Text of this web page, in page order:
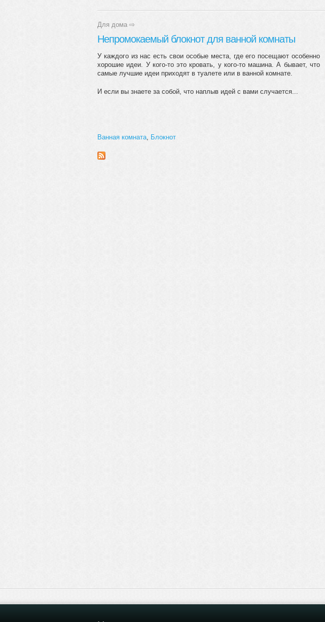
Для дома ⇨
Непромокаемый блокнот для ванной комнаты
У каждого из нас есть свои особые места, где его посещают особенно
хорошие идеи. У кого-то это кровать, у кого-то машина. А бывает, что
самые лучшие идеи приходят в туалете или в ванной комнате.
И если вы знаете за собой, что наплыв идей с вами случается...
Ванная комната Блокнот